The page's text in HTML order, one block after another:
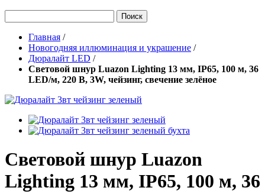
Поиск
Главная /
Новогодняя иллюминация и украшение /
Дюралайт LED /
Световой шнур Luazon Lighting 13 мм, IP65, 100 м, 36
LED/м, 220 В, 3W, чейзинг, свечение зелёное
Световой шнур Luazon
Lighting 13 мм, IP65, 100 м, 36